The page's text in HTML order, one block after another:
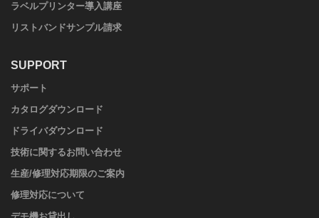
ラベルプリンター導入講座
リストバンドサンプル請求
SUPPORT
サポート
カタログダウンロード
ドライバダウンロード
技術に関するお問い合わせ
生産/修理対応期限のご案内
修理対応について